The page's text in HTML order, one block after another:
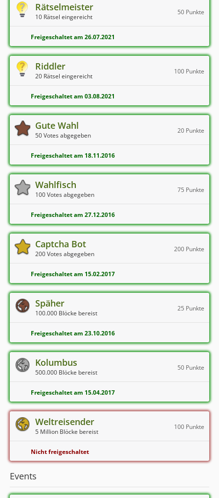
Rätselmeister
10 Rätsel eingereicht
50 Punkte
Freigeschaltet am 26.07.2021
Riddler
20 Rätsel eingereicht
100 Punkte
Freigeschaltet am 03.08.2021
Gute Wahl
50 Votes abgegeben
20 Punkte
Freigeschaltet am 18.11.2016
Wahlfisch
100 Votes abgegeben
75 Punkte
Freigeschaltet am 27.12.2016
Captcha Bot
200 Votes abgegeben
200 Punkte
Freigeschaltet am 15.02.2017
Späher
100.000 Blöcke bereist
25 Punkte
Freigeschaltet am 23.10.2016
Kolumbus
500.000 Blöcke bereist
50 Punkte
Freigeschaltet am 15.04.2017
Weltreisender
5 Million Blöcke bereist
100 Punkte
Nicht freigeschaltet
Events